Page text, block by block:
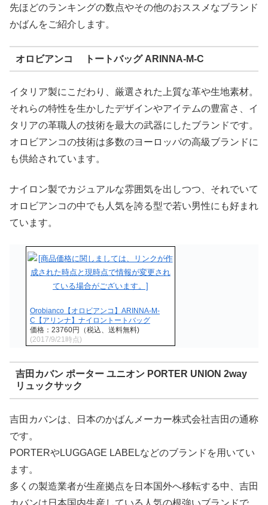
先ほどのランキングの数点やその他のおススメなブランド
かばんをご紹介します。
オロビアンコ トートバッグ ARINNA-M-C
イタリア製にこだわり、厳選された上質な革や生地素材。
それらの特性を生かしたデザインやアイテムの豊富さ、イ
タリアの革職人の技術を最大の武器にしたブランドです。
オロビアンコの技術は多数のヨーロッパの高級ブランドに
も供給されています。
ナイロン製でカジュアルな雰囲気を出しつつ、それでいて
オロビアンコの中でも人気を誇る型で若い男性にも好まれ
ています。
Orobianco【オロビアンコ】ARINNA-M-
C【アリンナ】ナイロントートバッグ
価格：23760円（税込、送料無料)
(2017/9/21時点)
吉田カバン ポーター ユニオン PORTER UNION 2way
リュックサック
吉田カバンは、日本のかばんメーカー株式会社吉田の通称
です。
PORTERやLUGGAGE LABELなどのブランドを用いてい
ます。
多くの製造業者が生産拠点を日本国外へ移転する中、吉田
カバンは日本国内生産している人気の根強いブランドで